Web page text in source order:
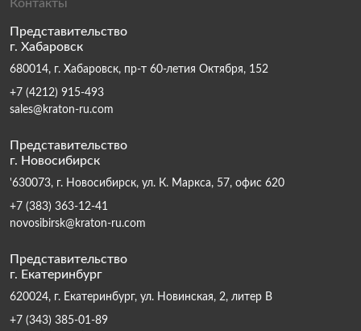
Контакты
Представительство
г. Хабаровск
680014, г. Хабаровск, пр-т 60-летия Октября, 152
+7 (4212) 915-493
sales@kraton-ru.com
Представительство
г. Новосибирск
'630073, г. Новосибирск, ул. К. Маркса, 57, офис 620
+7 (383) 363-12-41
novosibirsk@kraton-ru.com
Представительство
г. Екатеринбург
620024, г. Екатеринбург, ул. Новинская, 2, литер В
+7 (343) 385-01-89